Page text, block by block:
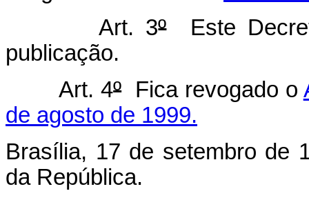
Art. 3ºEste
publicação.
Art. 4ºFica revogado o
de agosto de 1999.
Brasília, 17 de setembro de
da República.